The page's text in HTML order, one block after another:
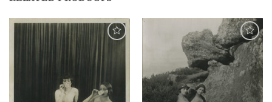
liste de
Ajouter
à la
liste de
souhaits